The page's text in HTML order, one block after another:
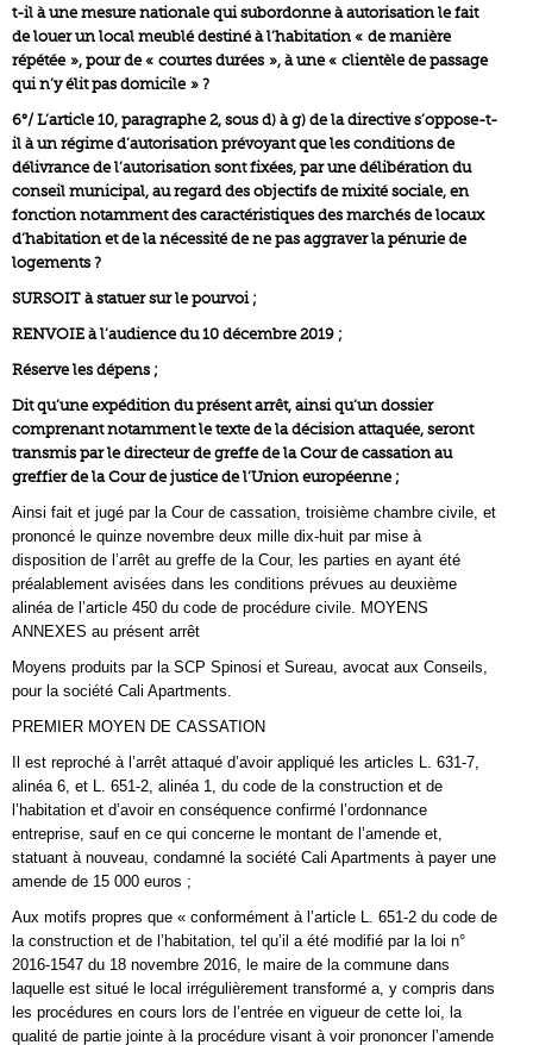
t-il à une mesure nationale qui subordonne à autorisation le fait
de louer un local meublé destiné à l’habitation « de manière
répétée », pour de « courtes durées », à une « clientèle de passage
qui n’y élit pas domicile » ?
6°/ L’article 10, paragraphe 2, sous d) à g) de la directive s’oppose-t-
il à un régime d’autorisation prévoyant que les conditions de
délivrance de l’autorisation sont fixées, par une délibération du
conseil municipal, au regard des objectifs de mixité sociale, en
fonction notamment des caractéristiques des marchés de locaux
d’habitation et de la nécessité de ne pas aggraver la pénurie de
logements ?
SURSOIT à statuer sur le pourvoi ;
RENVOIE à l’audience du 10 décembre 2019 ;
Réserve les dépens ;
Dit qu’une expédition du présent arrêt, ainsi qu’un dossier
comprenant notamment le texte de la décision attaquée, seront
transmis par le directeur de greffe de la Cour de cassation au
greffier de la Cour de justice de l’Union européenne ;
Ainsi fait et jugé par la Cour de cassation, troisième chambre civile, et
prononcé le quinze novembre deux mille dix-huit par mise à
disposition de l’arrêt au greffe de la Cour, les parties en ayant été
préalablement avisées dans les conditions prévues au deuxième
alinéa de l’article 450 du code de procédure civile. MOYENS
ANNEXES au présent arrêt
Moyens produits par la SCP Spinosi et Sureau, avocat aux Conseils,
pour la société Cali Apartments.
PREMIER MOYEN DE CASSATION
Il est reproché à l’arrêt attaqué d’avoir appliqué les articles L. 631-7,
alinéa 6, et L. 651-2, alinéa 1, du code de la construction et de
l’habitation et d’avoir en conséquence confirmé l’ordonnance
entreprise, sauf en ce qui concerne le montant de l’amende et,
statuant à nouveau, condamné la société Cali Apartments à payer une
amende de 15 000 euros ;
Aux motifs propres que « conformément à l’article L. 651-2 du code de
la construction et de l’habitation, tel qu’il a été modifié par la loi n°
2016-1547 du 18 novembre 2016, le maire de la commune dans
laquelle est situé le local irrégulièrement transformé a, y compris dans
les procédures en cours lors de l’entrée en vigueur de cette loi, la
qualité de partie jointe à la procédure visant à voir prononcer l’amende